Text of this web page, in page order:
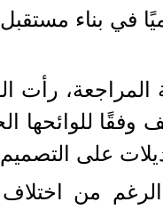
في بناء
المراجعة، رأت
للوائحها
على
من اختلاف